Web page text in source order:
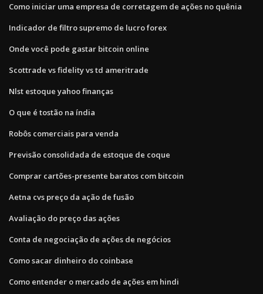
Como iniciar uma empresa de corretagem de ações no quênia
Indicador de filtro supremo de lucro forex
Onde você pode gastar bitcoin online
Scottrade vs fidelity vs td ameritrade
Nlst estoque yahoo finanças
O que é tostão na índia
Robôs comerciais para venda
Previsão consolidada de estoque de coque
Comprar cartões-presente baratos com bitcoin
Aetna cvs preço da ação de fusão
Avaliação do preço das ações
Conta de negociação de ações de negócios
Como sacar dinheiro do coinbase
Como entender o mercado de ações em hindi